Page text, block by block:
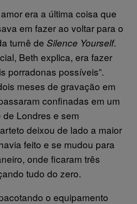
era a última coisa que
em fazer ao voltar para o
turnê de Silence Yourself.
Beth explica, era fazer
porradonas possíveis”.
meses de gravação em
confinadas em um
Londres e sem
deixou de lado a maior
feito e se mudou para
onde ficaram três
tudo do zero.
o equipamento